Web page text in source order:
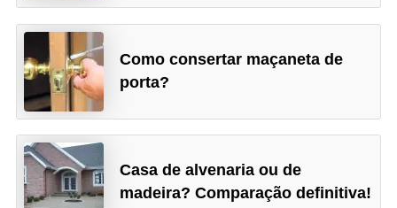
Como consertar maçaneta de
porta?
Casa de alvenaria ou de
madeira? Comparação definitiva!